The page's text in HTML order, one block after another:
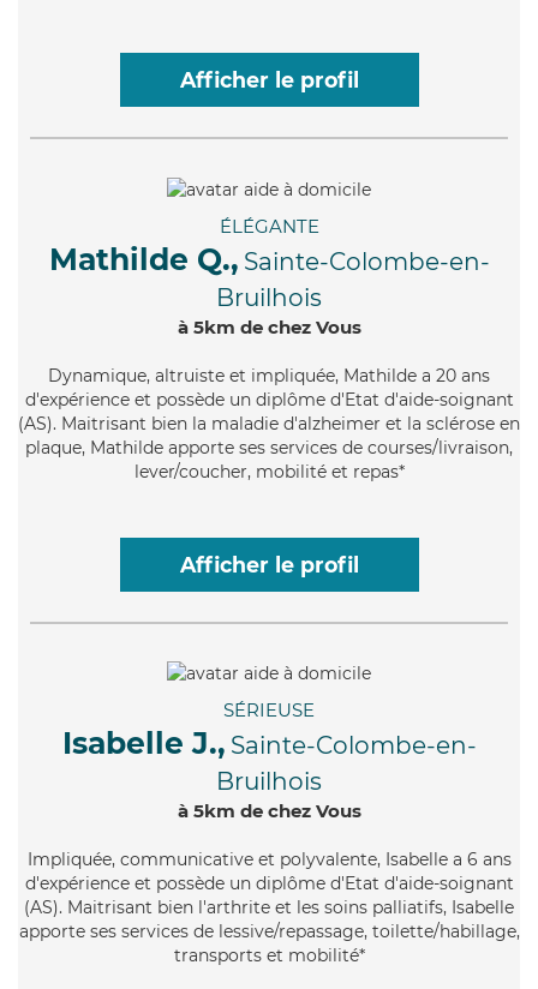
Afficher le profil
ÉLÉGANTE
Mathilde Q., Sainte-Colombe-en-
Bruilhois
à 5km de chez Vous
Dynamique, altruiste et impliquée, Mathilde a 20 ans
d'expérience et possède un diplôme d'Etat d'aide-soignant
(AS). Maitrisant bien la maladie d'alzheimer et la sclérose en
plaque, Mathilde apporte ses services de courses/livraison,
lever/coucher, mobilité et repas*
Afficher le profil
SÉRIEUSE
Isabelle J., Sainte-Colombe-en-
Bruilhois
à 5km de chez Vous
Impliquée, communicative et polyvalente, Isabelle a 6 ans
d'expérience et possède un diplôme d'Etat d'aide-soignant
(AS). Maitrisant bien l'arthrite et les soins palliatifs, Isabelle
apporte ses services de lessive/repassage, toilette/habillage,
transports et mobilité*